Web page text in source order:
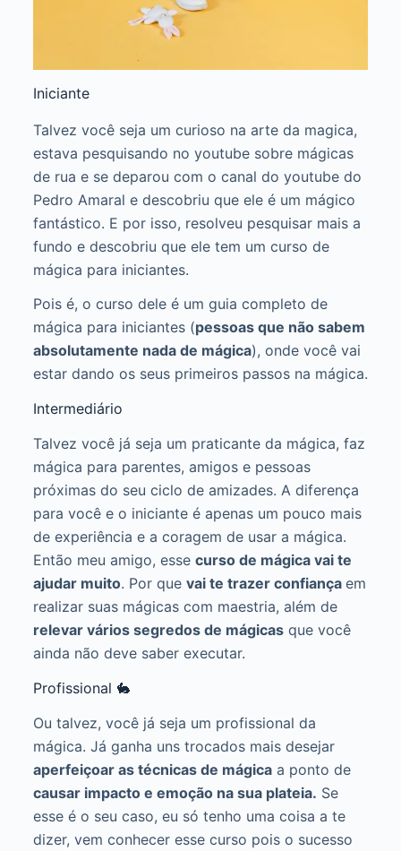
Iniciante
Talvez você seja um curioso na arte da magica,
estava pesquisando no youtube sobre mágicas
de rua e se deparou com o canal do youtube do
Pedro Amaral e descobriu que ele é um mágico
fantástico. E por isso, resolveu pesquisar mais a
fundo e descobriu que ele tem um curso de
mágica para iniciantes.
Pois é, o curso dele é um guia completo de
mágica para iniciantes (pessoas que não sabem
absolutamente nada de mágica), onde você vai
estar dando os seus primeiros passos na mágica.
Intermediário
Talvez você já seja um praticante da mágica, faz
mágica para parentes, amigos e pessoas
próximas do seu ciclo de amizades. A diferença
para você e o iniciante é apenas um pouco mais
de experiência e a coragem de usar a mágica.
Então meu amigo, esse curso de mágica vai te
ajudar muito. Por que vai te trazer confiança em
realizar suas mágicas com maestria, além de
relevar vários segredos de mágicasque você
ainda não deve saber executar.
Profissional 🐇
Ou talvez, você já seja um profissional da
mágica. Já ganha uns trocados mais desejar
aperfeiçoar as técnicas de mágicaa ponto de
causar impacto e emoção na sua plateia. Se
esse é o seu caso, eu só tenho uma coisa a te
dizer, vem conhecer esse curso pois o sucesso